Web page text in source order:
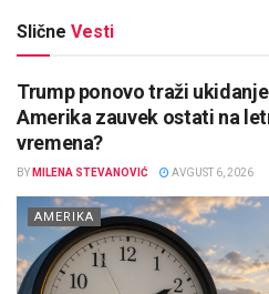
Slične Vesti
Trump ponovo traži
Amerika zauvek ostati na
vremena?
BY MILENA STEVANOVIĆ AVGUST 6, 2026
AMERIKA